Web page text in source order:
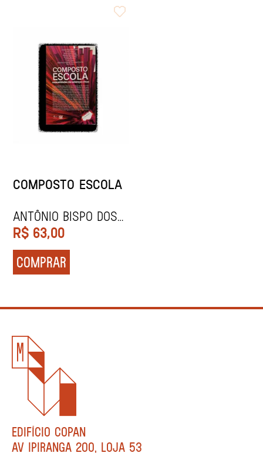
COMPOSTO ESCOLA
ANTÔNIO BISPO DOS
SANTOS
R$ 63,00
COMPRAR
EDIFÍCIO COPAN
AV IPIRANGA 200, LOJA 53